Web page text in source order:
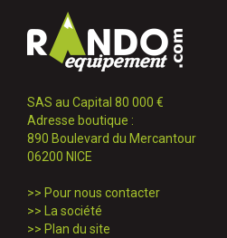
SAS au Capital 80 000 €
Adresse boutique :
890 Boulevard du Mercantour
06200 NICE
>> Pour nous contacter
>>
La société
>> Plan du site